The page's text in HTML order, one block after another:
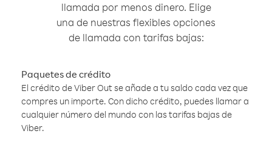
llamada por menos dinero. Elige
una de nuestras flexibles opciones
de llamada con tarifas bajas:
Paquetes de crédito
El crédito de Viber Out se añade a tu saldo cada vez que
compres un importe. Con dicho crédito, puedes llamar a
cualquier número del mundo con las tarifas bajas de
Viber.